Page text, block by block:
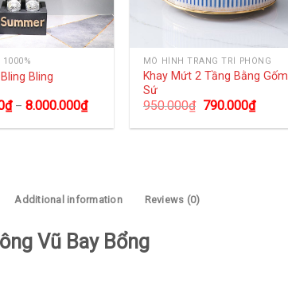
1000%
Bling
₫–8.000.000₫
MÔ HÌNH TRANG TRÍ PHÒNG
Khay Mứt 2 Tầng Bằng Gốm
Sứ
950.000₫ 790.000₫
Additional information Reviews (0)
Vũ Bay Bổng